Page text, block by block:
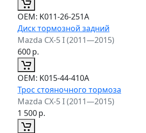
ОЕМ: K011-26-251A
Диск тормозной задний
Mazda CX-5 I (2011—2015)
600р.
ОЕМ: K015-44-410A
Трос стояночного тормоза
Mazda CX-5 I (2011—2015)
1 500р.